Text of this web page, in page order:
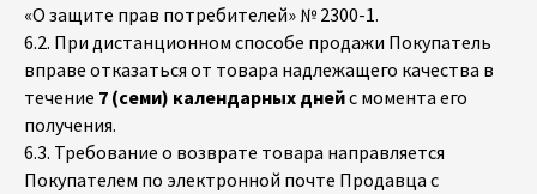
«О защите прав потребителей» № 2300-1.
6.2. При дистанционном способе продажи Покупатель
вправе отказаться от товара надлежащего качества в
течение 7 (семи) календарных днейс момента его
получения.
6.3. Требование о возврате товара направляется
Покупателем по электронной почте Продавца с